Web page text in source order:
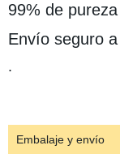
99% de
Envío seguro
.
Embalaje y envío